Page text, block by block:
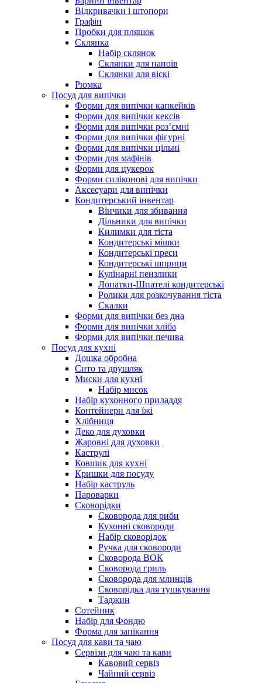
Відкривачки і штопори
Графін
Пробки для пляшок
Склянка
Набір склянок
Склянки для напоїв
Склянки для віскі
Рюмка
Посуд для випічки
Форми для випічки капкейків
Форми для випічки кексів
Форми для випічки роз’ємні
Форми для випічки фігурні
Форми для випічки цільні
Форми для мафінів
Форми для цукерок
Форми силіконові для випічки
Аксесуари для випічки
Кондитерський інвентар
Вінчики для збивання
Дільники для випічки
Килимки для тіста
Кондитерські мішки
Кондитерські преси
Кондитерські шприци
Кулінарні пензлики
Лопатки-Шпателі кондитерські
Ролики для розкочування тіста
Скалки
Форми для випічки без дна
Форми для випічки хліба
Форми для випічки печива
Посуд для кухні
Дошка обробна
Сито та друшляк
Миски для кухні
Набір мисок
Набір кухонного приладдя
Контейнери для їжі
Хлібниця
Деко для духовки
Жаровні для духовки
Каструлі
Ковшик для кухні
Кришки для посуду
Набір каструль
Пароварки
Сковорідки
Сковорода для риби
Кухонні сковороди
Набір сковорідок
Ручка для сковороди
Сковорода ВОК
Сковорода гриль
Сковорода для млинців
Сковорідка для тушкування
Таджин
Сотейник
Набір для Фондю
Форма для запікання
Посуд для кави та чаю
Сервізи для чаю та кави
Кавовий сервіз
Чайний сервіз